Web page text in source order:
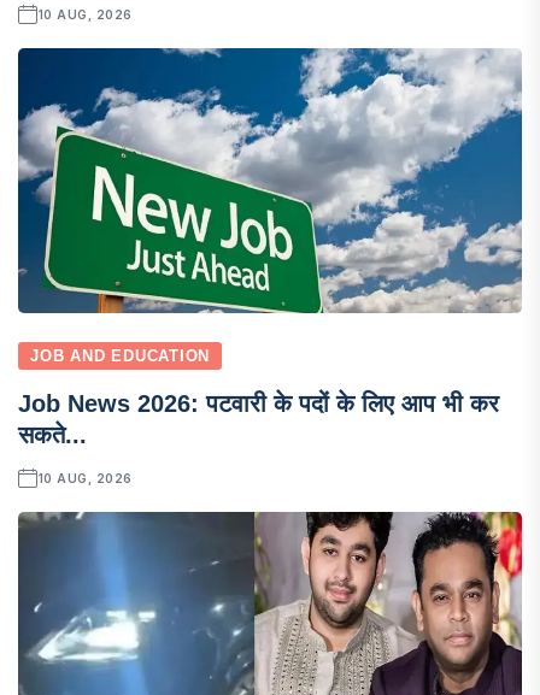
10 AUG, 2026
JOB AND EDUCATION
Job News 2026: पटवारी के पदों के लिए आप भी कर
सकते...
10 AUG, 2026